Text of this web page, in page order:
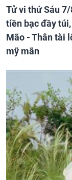
Tử vi thứ Sáu
tiền bạc đầy
Mão - Thân tài
mỹ mãn